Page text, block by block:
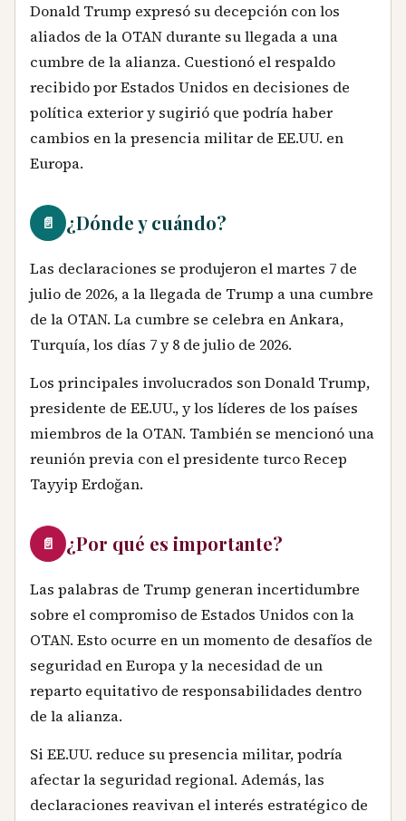
Donald Trump expresó su decepción con los
aliados de la OTAN durante su llegada a una
cumbre de la alianza. Cuestionó el respaldo
recibido por Estados Unidos en decisiones de
política exterior y sugirió que podría haber
cambios en la presencia militar de EE.UU. en
Europa.
📄 ¿Dónde y cuándo?
Las declaraciones se produjeron el martes 7 de
julio de 2026, a la llegada de Trump a una cumbre
de la OTAN. La cumbre se celebra en Ankara,
Turquía, los días 7 y 8 de julio de 2026.
Los principales involucrados son Donald Trump,
presidente de EE.UU., y los líderes de los países
miembros de la OTAN. También se mencionó una
reunión previa con el presidente turco Recep
Tayyip Erdoğan.
📄 ¿Por qué es importante?
Las palabras de Trump generan incertidumbre
sobre el compromiso de Estados Unidos con la
OTAN. Esto ocurre en un momento de desafíos de
seguridad en Europa y la necesidad de un
reparto equitativo de responsabilidades dentro
de la alianza.
Si EE.UU. reduce su presencia militar, podría
afectar la seguridad regional. Además, las
declaraciones reavivan el interés estratégico de